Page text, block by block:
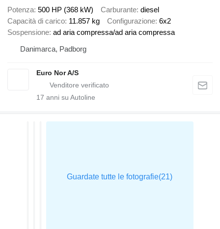
Potenza 500 HP (368 kW) Carburante diesel
Capacità di carico 11.857 kg Configurazione 6x2
Sospensione ad aria compressa/ad aria compressa
Danimarca, Padborg
Euro Nor A/S
17 anni su Autoline